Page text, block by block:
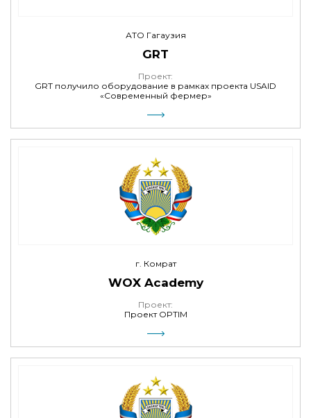
АТО Гагаузия
GRT
Проект:
GRT получило оборудование в рамках проекта USAID
«Современный фермер»
г. Комрат
WOX Academy
Проект:
Проект OPTIM